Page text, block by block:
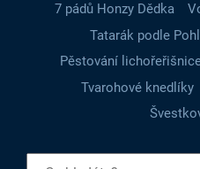
7 pádů Honzy Dědka
Tatarák podle
Pěstování
Tvarohové knedlíky